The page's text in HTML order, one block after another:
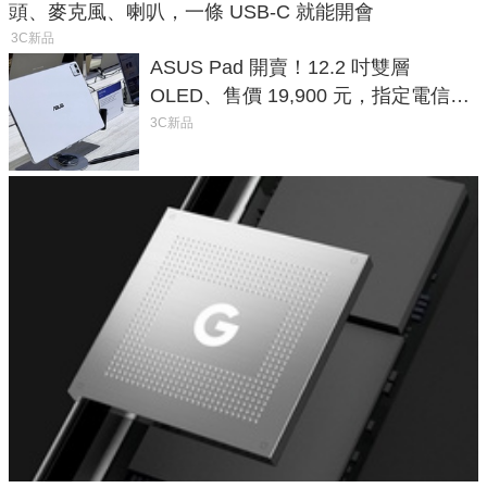
頭、麥克風、喇叭，一條 USB-C 就能開會
3C新品
ASUS Pad 開賣！12.2 吋雙層
OLED、售價 19,900 元，指定電信資
費最低 0 元入手
3C新品